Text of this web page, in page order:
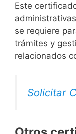
Este
se requiere
trámites y
relacionados
Solicitar